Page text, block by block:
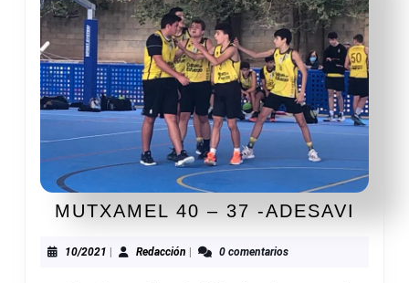
MUTXAMEL 40 – 37 -ADESAVI
10/2021 10/2021RedacciónRedacción0 comentarios